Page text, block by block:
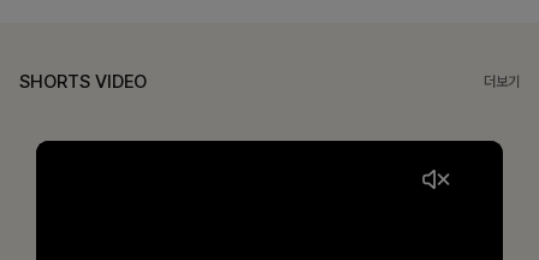
SHORTS VIDEO 더보기